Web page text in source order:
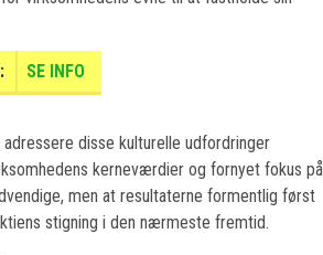
SE INFO
disse kulturelle udfordringer
kerneværdier og fornyet fokus på
men at resultaterne formentlig først
stigning i den nærmeste fremtid.